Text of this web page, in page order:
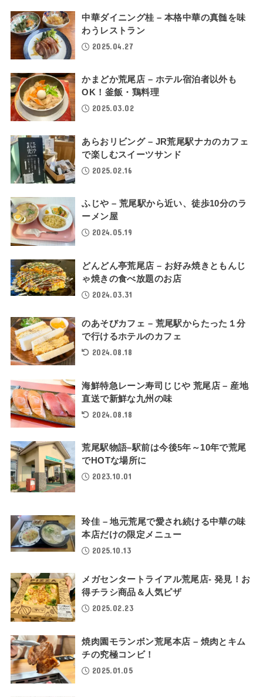
中華ダイニング桂 – 本格中華の真髄を味
わうレストラン
2025.04.27
かまどか荒尾店 – ホテル宿泊者以外も
OK！釜飯・鶏料理
2025.03.02
あらおリビング – JR荒尾駅ナカのカフェ
で楽しむスイーツサンド
2025.02.16
ふじや – 荒尾駅から近い、徒歩10分のラ
ーメン屋
2024.05.19
どんどん亭荒尾店 – お好み焼きともんじ
ゃ焼きの食べ放題のお店
2024.03.31
のあそびカフェ – 荒尾駅からたった１分
で行けるホテルのカフェ
2024.08.18
海鮮特急レーン寿司じじや 荒尾店 – 産地
直送で新鮮な九州の味
2024.08.18
荒尾駅物語–駅前は今後5年～10年で荒尾
でHOTな場所に
2023.10.01
玲佳 – 地元荒尾で愛され続ける中華の味
本店だけの限定メニュー
2025.10.13
メガセンタートライアル荒尾店- 発見！お
得チラシ商品＆人気ピザ
2025.02.23
焼肉園モランボン荒尾本店 – 焼肉とキム
チの究極コンビ！
2025.01.05